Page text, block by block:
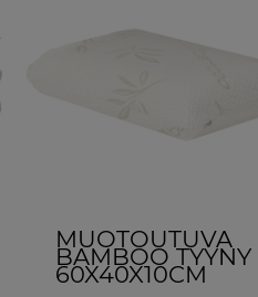
MUOTOUTUVA
BAMBOO TYYNY
60X40X10CM